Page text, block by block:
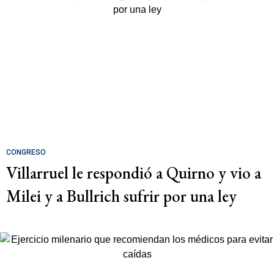
CONGRESO
Villarruel le respondió a Quirno y vio a
Milei y a Bullrich sufrir por una ley